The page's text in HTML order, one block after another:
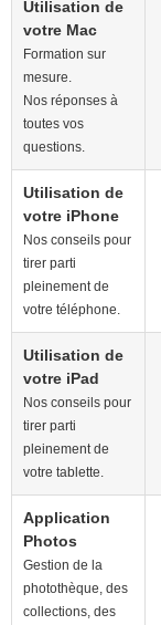
Utilisation de
votre Mac
Formation sur
mesure.
Nos réponses à
toutes vos
questions.
Utilisation de
votre iPhone
Nos conseils pour
tirer parti
pleinement de
votre téléphone.
Utilisation de
votre iPad
Nos conseils pour
tirer parti
pleinement de
votre tablette.
Application
Photos
Gestion de la
photothèque, des
collections, des